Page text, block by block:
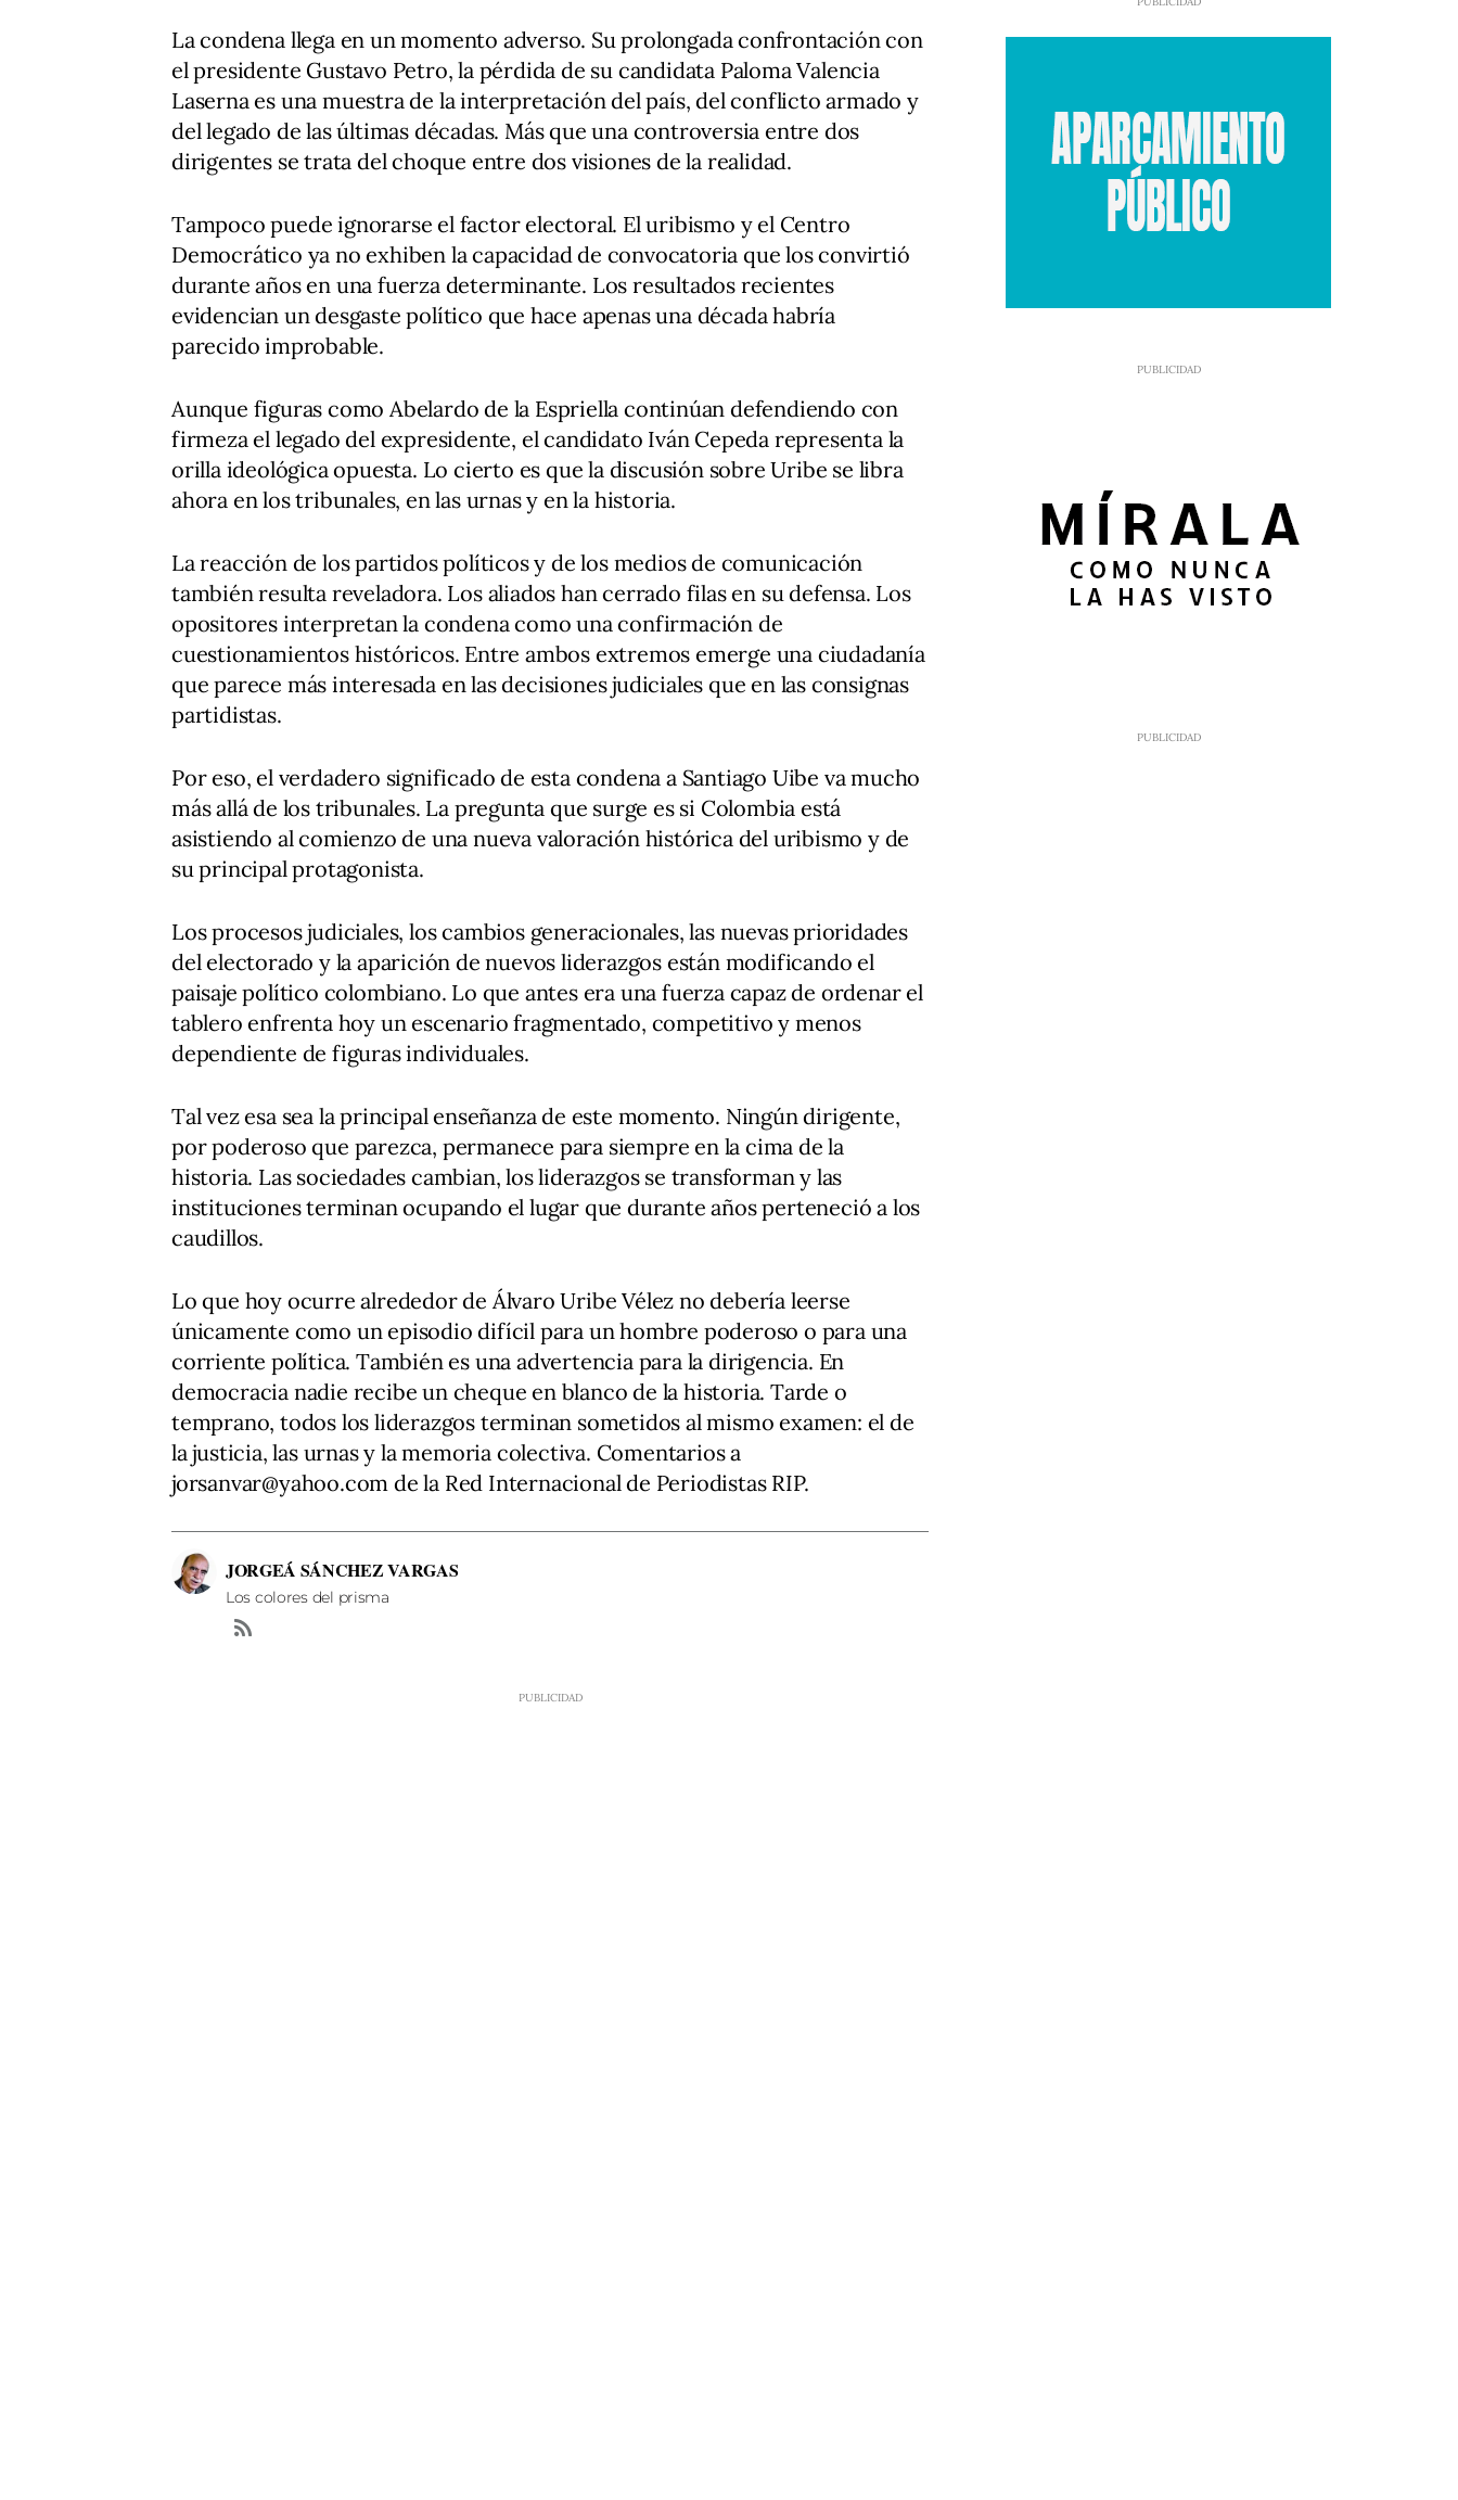
La condena llega en un momento adverso. Su prolongada confrontación con
el presidente Gustavo Petro, la pérdida de su candidata Paloma Valencia
Laserna es una muestra de la interpretación del país, del conflicto armado y
del legado de las últimas décadas. Más que una controversia entre dos
dirigentes se trata del choque entre dos visiones de la realidad.
Tampoco puede ignorarse el factor electoral. El uribismo y el Centro
Democrático ya no exhiben la capacidad de convocatoria que los convirtió
durante años en una fuerza determinante. Los resultados recientes
evidencian un desgaste político que hace apenas una década habría
parecido improbable.
Aunque figuras como Abelardo de la Espriella continúan defendiendo con
firmeza el legado del expresidente, el candidato Iván Cepeda representa la
orilla ideológica opuesta. Lo cierto es que la discusión sobre Uribe se libra
ahora en los tribunales, en las urnas y en la historia.
La reacción de los partidos políticos y de los medios de comunicación
también resulta reveladora. Los aliados han cerrado filas en su defensa. Los
opositores interpretan la condena como una confirmación de
cuestionamientos históricos. Entre ambos extremos emerge una ciudadanía
que parece más interesada en las decisiones judiciales que en las consignas
partidistas.
Por eso, el verdadero significado de esta condena a Santiago Uibe va mucho
más allá de los tribunales. La pregunta que surge es si Colombia está
asistiendo al comienzo de una nueva valoración histórica del uribismo y de
su principal protagonista.
Los procesos judiciales, los cambios generacionales, las nuevas prioridades
del electorado y la aparición de nuevos liderazgos están modificando el
paisaje político colombiano. Lo que antes era una fuerza capaz de ordenar el
tablero enfrenta hoy un escenario fragmentado, competitivo y menos
dependiente de figuras individuales.
Tal vez esa sea la principal enseñanza de este momento. Ningún dirigente,
por poderoso que parezca, permanece para siempre en la cima de la
historia. Las sociedades cambian, los liderazgos se transforman y las
instituciones terminan ocupando el lugar que durante años perteneció a los
caudillos.
Lo que hoy ocurre alrededor de Álvaro Uribe Vélez no debería leerse
únicamente como un episodio difícil para un hombre poderoso o para una
corriente política. También es una advertencia para la dirigencia. En
democracia nadie recibe un cheque en blanco de la historia. Tarde o
temprano, todos los liderazgos terminan sometidos al mismo examen: el de
la justicia, las urnas y la memoria colectiva. Comentarios a
jorsanvar@yahoo.com de la Red Internacional de Periodistas RIP.
JORGEÁ SÁNCHEZ VARGAS
Los colores del prisma